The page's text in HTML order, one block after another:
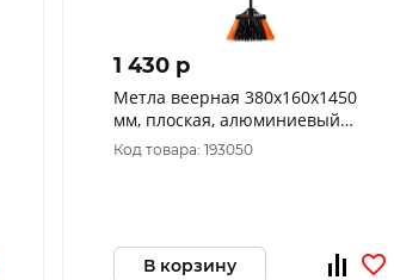
1 430 p
Метла веерная 380х160х1450
мм, плоская, алюминиевый
черенок 2628 FINLAND
Код товара: 193050
В корзину